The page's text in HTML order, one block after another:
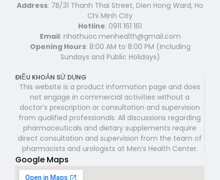
Address: 7B/31 Thanh Thai Street, Dien Hong Ward, Ho
Chi Minh City
Hotline: 0911 161 161
Email: nhathuoc.menhealth@gmail.com
Opening Hours: 8:00 AM to 8:00 PM (Including
Sundays and Public Holidays)
ĐIỀU KHOẢN SỬ DỤNG
This website is a product information page and does
not engage in commercial activities without a
doctor’s prescription or consultation and supervision
from qualified professionals. All discussions regarding
pharmaceuticals and dietary supplements require
direct consultation and supervision from the team of
pharmacists and urologists at Men’s Health Center.
Google Maps